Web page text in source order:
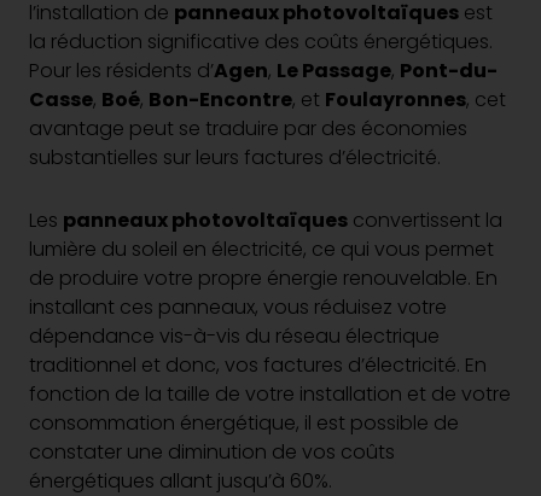
l’installation de panneaux photovoltaïquesest
la réduction significative des coûts énergétiques.
Pour les résidents d’Agen, Le Passage, Pont-du-
Casse, Boé, Bon-Encontre, et Foulayronnes, cet
avantage peut se traduire par des économies
substantielles sur leurs factures d’électricité.
Les panneaux photovoltaïquesconvertissent la
lumière du soleil en électricité, ce qui vous permet
de produire votre propre énergie renouvelable. En
installant ces panneaux, vous réduisez votre
dépendance vis-à-vis du réseau électrique
traditionnel et donc, vos factures d’électricité. En
fonction de la taille de votre installation et de votre
consommation énergétique, il est possible de
constater une diminution de vos coûts
énergétiques allant jusqu’à 60%.